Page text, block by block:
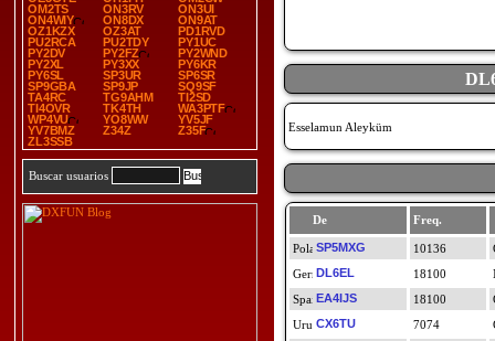
OM2TS
ON3RV
ON3UI
ON4WIY
ON8DX
ON9AT
OZ1KZX
OZ3AT
PD1RVD
PU2RCA
PU2TDY
PY1UC
PY2DV
PY2FZ
PY2WND
PY2XL
PY3XX
PY6KR
PY6SL
SP3UR
SP6SR
SP9GBA
SP9JP
SQ9SF
TA4RC
TG9AHM
TI2SD
TI4OVR
TK4TH
WA3PTF
WP4VU
YO8WW
YV5JF
YV7BMZ
Z34Z
Z35F
ZL3SSB
Buscar usuarios
Esselamun Aleyküm
De Freq.
SP5MXG
10136
DL6EL
18100
EA4IJS
18100
CX6TU
7074